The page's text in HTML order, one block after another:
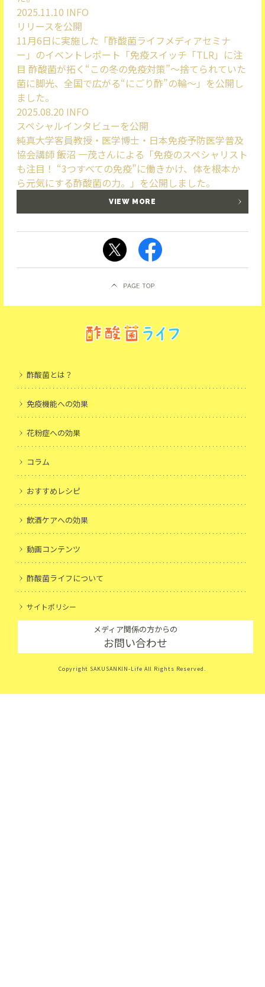
2025.11.10 INFO
リリースを公開
11月6日に実施した「酢酸菌ライフメディアセミナ
ー」のイベントレポート「免疫スイッチ「TLR」に注
目 酢酸菌が拓く“この冬の免疫対策”～捨てられていた
菌に脚光、全国で広がる“にごり酢”の輪～」を公開し
ました。
2025.08.20 INFO
スペシャルインタビューを公開
純真大学客員教授・医学博士・日本免疫予防医学普及
協会講師 飯沼 一茂さんによる「免疫のスペシャリスト
も注目！ “3つすべての免疫”に働きかけ、体を根本か
ら元気にする酢酸菌の力。」を公開しました。
VIEW MORE
酢酸菌とは？
免疫機能への効果
花粉症への効果
コラム
おすすめレシピ
飲酒ケアへの効果
動画コンテンツ
酢酸菌ライフについて
サイトポリシー
メディア関係の方からの
お問い合わせ
Copyright SAKUSANKIN-Life All Rights Reserved.